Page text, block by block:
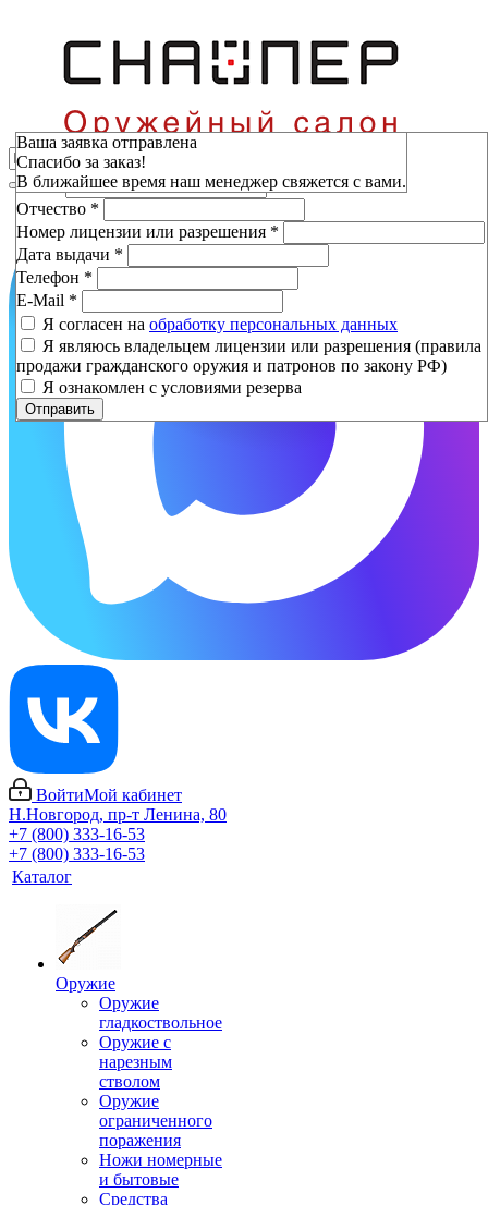
ВойтиМой кабинет
Н.Новгород, пр-т Ленина, 80
+7 (800) 333-16-53
+7 (800) 333-16-53
Каталог
Оружие
Оружие
гладкоствольное
Оружие с
нарезным
стволом
Оружие
ограниченного
поражения
Ножи номерные
и бытовые
Средства
Зарезервировать
Фамилия*
Имя*
Отчество *
Номер лицензии или разрешения *
Дата выдачи *
Телефон *
E-Mail *
Я согласен на обработку персональных данных
Я являюсь владельцем лицензии или разрешения (правила
продажи гражданского оружия и патронов по закону РФ)
Я ознакомлен с условиями резерва
Отправить
Ваша заявка отправлена
Спасибо за заказ!
В ближайшее время наш менеджер свяжется с вами.